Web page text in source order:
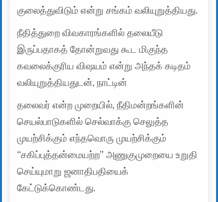
குலைத்துவிடும் என்று சங்கம் வலியுறுத்தியது.
நீதித்துறை விவகாரங்களில் தலையீடு
இருப்பதாகத் தோன்றுவது கூட மிகுந்த
கவலைக்குரிய விஷயம் என்று அந்தக் கடிதம்
வலியுறுத்தியதுடன், நாட்டின்
தலைவர் என்ற முறையில், நீதிமன்றங்களின்
செயல்பாடுகளில் செல்வாக்கு செலுத்த
முயற்சிக்கும் எந்தவொரு முயற்சிக்கும்
“சகிப்புத்தன்மையற்ற” அணுகுமுறையை உறுதி
செய்யுமாறு ஜனாதிபதியைக்
கேட்டுக்கொண்டது.